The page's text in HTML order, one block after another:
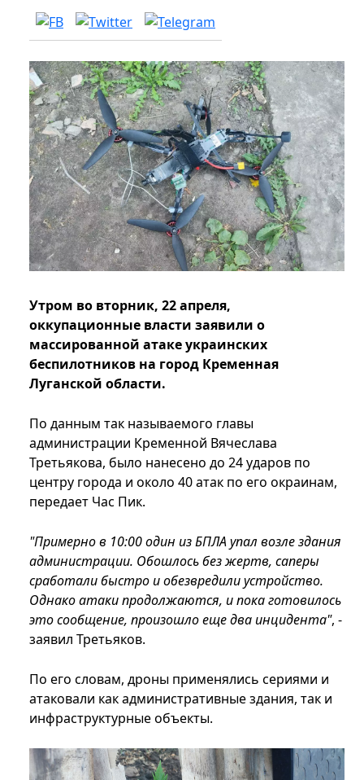
Утром во вторник, 22 апреля,
оккупационные власти заявили о
массированной атаке украинских
беспилотников на город Кременная
Луганской области.
По данным так называемого главы
администрации Кременной Вячеслава
Третьякова, было нанесено до 24 ударов по
центру города и около 40 атак по его окраинам,
передает Час Пик.
"Примерно в 10:00 один из БПЛА упал возле здания
администрации. Обошлось без жертв, саперы
сработали быстро и обезвредили устройство.
Однако атаки продолжаются, и пока готовилось
это сообщение, произошло еще два инцидента", -
заявил Третьяков.
По его словам, дроны применялись сериями и
атаковали как административные здания, так и
инфраструктурные объекты.